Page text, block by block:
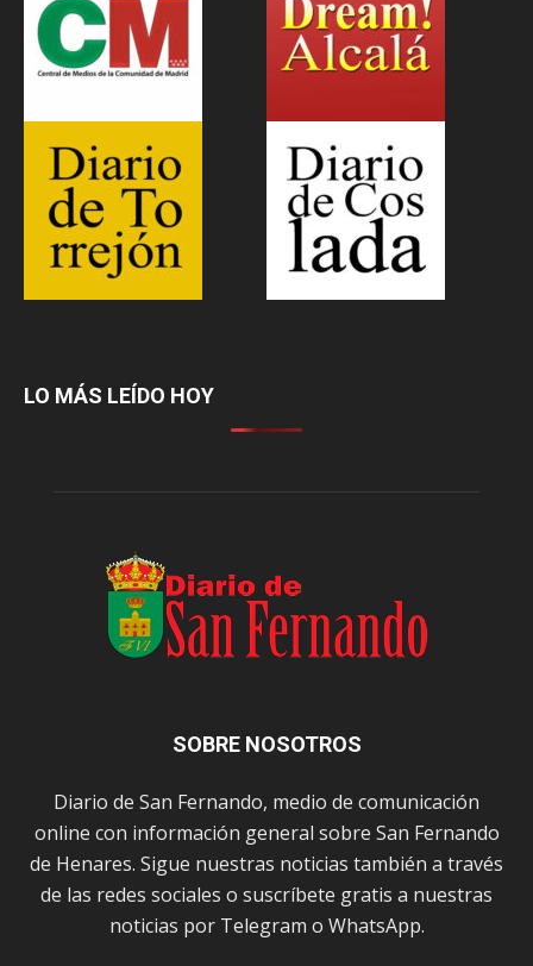
LO MÁS LEÍDO HOY
SOBRE NOSOTROS
Diario de San Fernando, medio de comunicación
online con información general sobre San Fernando
de Henares. Sigue nuestras noticias también a través
de las redes sociales o suscríbete gratis a nuestras
noticias por Telegram o WhatsApp.